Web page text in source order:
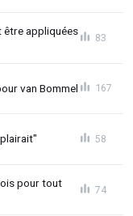
être appliquées
83
van Bommel 167
58
pour tout
74